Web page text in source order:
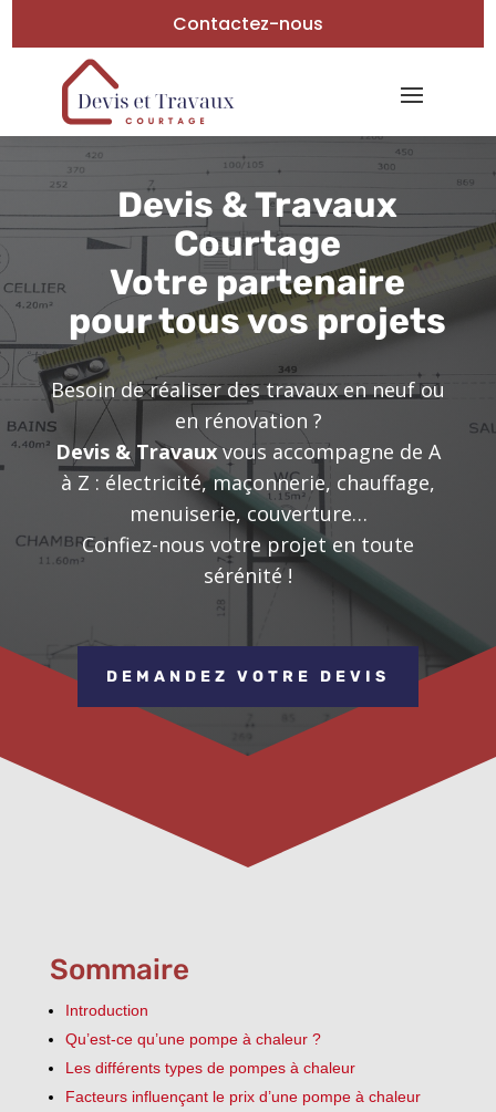
Contactez-nous
Devis & Travaux
Courtage
Votre partenaire
pour tous vos projets
Besoin de réaliser des travaux en neuf ou
en rénovation ?
Devis & Travaux vous accompagne de A
à Z : électricité, maçonnerie, chauffage,
menuiserie, couverture…
Confiez-nous votre projet en toute
sérénité !
DEMANDEZ VOTRE DEVIS
Sommaire
Introduction
Qu’est-ce qu’une pompe à chaleur ?
Les différents types de pompes à chaleur
Facteurs influençant le prix d’une pompe à chaleur